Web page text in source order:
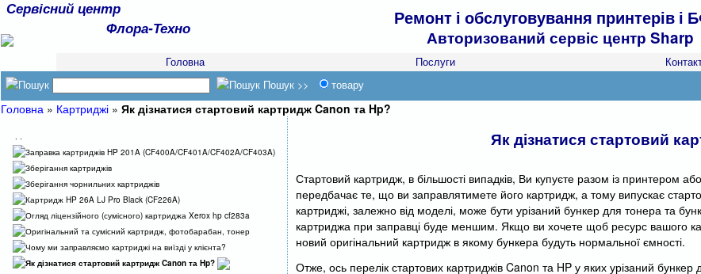
Сервісний центр Ремонт і обслуговування принтерів і
Авторизований сервіс центр Sharp
Флора-Техно
Головна Послуги
Пошук >> товару
Головна » Картриджі » Як дізнатися стартовий картридж Canon та Hp?
Як дізнатися стартовий
Стартовий картридж, в більшості випадків, Ви купуєте разом із принтером
передбачає те, що ви заправлятимете його картридж, а тому випускає
картриджі, залежно від моделі, може бути урізаний бункер для тонера та
картриджа при заправці буде меншим. Якщо ви хочете щоб ресурс вашого
новий оригінальний картридж в якому бункера будуть нормальної ємності.
Отже, ось перелік стартових картриджів Canon та HP у яких урізаний бункер
Заправка картриджів HP 201A (CF400A/CF401A/CF402A/CF403A)
Зберігання картриджів
Зберігання чорнильних картриджів
Картридж HP 26A LJ Pro Black (CF226A)
Огляд ліцензійного (сумісного) картриджа Xerox hp cf283a
Оригінальний та сумісний картридж, фотобарабан, тонер
Чому ми заправляємо картриджі на виїзді у клієнта?
Як дізнатися стартовий картридж Canon та Hp?